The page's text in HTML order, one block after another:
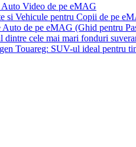
Video de pe eMAG
si Vehicule pentru Copii de pe
de pe eMAG (Ghid pentru
dintre cele mai mari fonduri
Touareg: SUV-ul ideal pentru